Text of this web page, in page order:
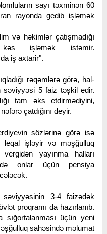
sayı təxminən 60
rayonda gedib işləmək
və həkimlər çatışmadığı
işləmək istəmir.
iş axtarir".
rəqəmlərə görə, hal-
səviyyəsi 5 faiz təşkil edir.
tam əks etdirmədiyini,
çatdığını deyir.
sözlərinə görə isə
işləyir və məşğulluq
yayınma halları
onlar üçün pensiya
3-4 faizədək
proqramı da hazırlanıb.
sığortalanması üçün yeni
sahəsində məlumat